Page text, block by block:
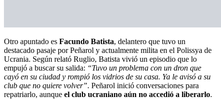
Otro apuntado es Facundo Batista, delantero que tuvo un
destacado pasaje por Peñarol y actualmente milita en el Polissya de
Ucrania. Según relató Ruglio, Batista vivió un episodio que lo
empujó a buscar su salida: “Tuvo un problema con un dron que
cayó en su ciudad y rompió los vidrios de su casa. Ya le avisó a su
club que no quiere volver”. Peñarol inició conversaciones para
repatriarlo, aunque el club ucraniano aún no accedió a liberarlo.